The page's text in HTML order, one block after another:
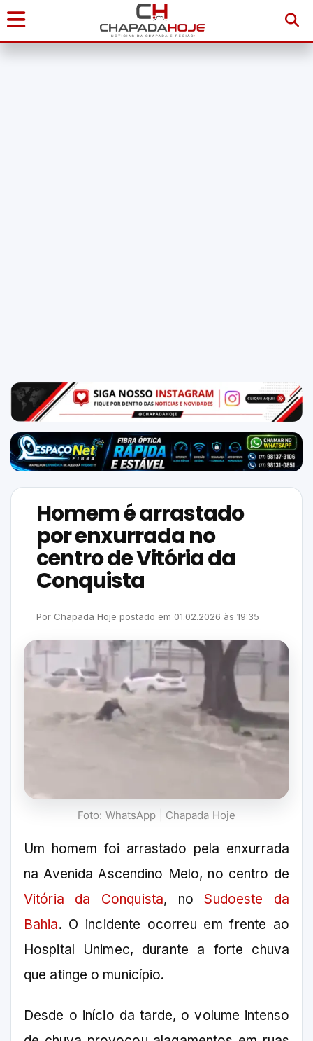
Início
NAS
NOSSAS
REDES
Homem é arrastado
por enxurrada no
centro de Vitória da
Conquista
Por Chapada Hoje postado em 01.02.2026 às 19:35
Foto: WhatsApp | Chapada Hoje
Um homem foi arrastado pela enxurrada
na Avenida Ascendino Melo, no centro de
Vitória da Conquista, noSudoeste da
Bahia. O incidente ocorreu em frente ao
Hospital Unimec, durante a forte chuva
que atinge o município.
Desde o início da tarde, o volume intenso